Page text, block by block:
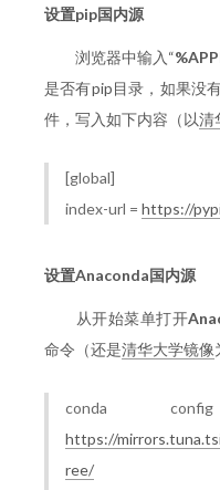
设置pip国内源
浏览器中输入“
是否有pip目录，如果没
件，写入如下内容（以清
[global]
index-url = https://
设置Anaconda国内源
从开始菜单打开
命令（还是清华大学镜像
conda
https://
ree/